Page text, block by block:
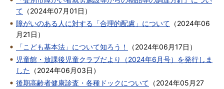
て （2024年07月01日 ）
障がいのある人に対する「合理的配慮」について （2024年06
月21日 ）
「こども基本法」について知ろう！
（2024年06月17日 ）
児童館・放課後児童クラブだより（2024年6月号）を発行しま
した （2024年06月03日 ）
後期高齢者健康診査・各種ドックについて （2024年05月27